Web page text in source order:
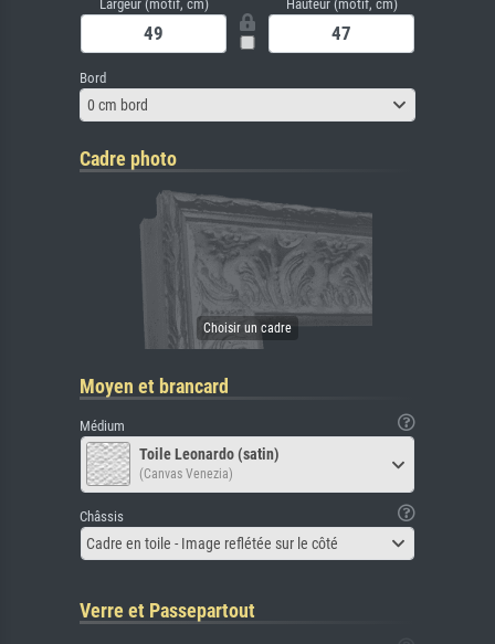
Largeur (motif, cm) Hauteur (motif, cm)
Bord
0 cm bord
Cadre photo
Moyen et brancard
Médium
Toile Leonardo (satin)
(Canvas Venezia)
Châssis
Cadre en toile - Image reflétée sur le côté
Verre et Passepartout